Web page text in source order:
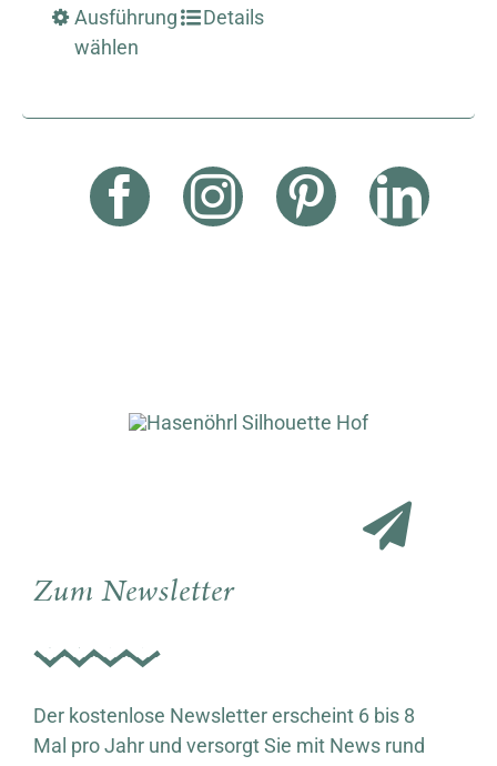
Ausführung
wählen
Details
Zum Newsletter
Der kostenlose Newsletter erscheint 6 bis 8
Mal pro Jahr und versorgt Sie mit News rund